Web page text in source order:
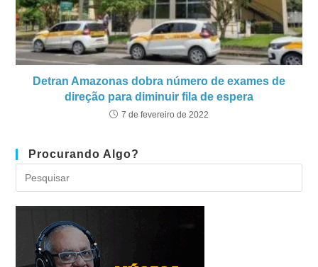
Detran Amazonas dobra número de exames de
direção para diminuir fila de espera
7 de fevereiro de 2022
Procurando Algo?